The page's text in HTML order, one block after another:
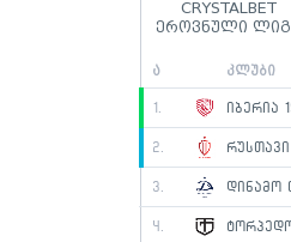
CRYSTALBET
ეროვნული
ა კლუბი
1. იბერია
2. რუსთავი
3. დინამო
4.